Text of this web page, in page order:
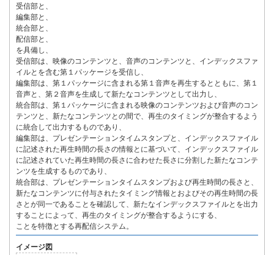
受信部と、
編集部と、
統合部と、
配信部と、
を具備し、
受信部は、映像のコンテンツと、音声のコンテンツと、インデックスファ
イルとを含む第１パッケージを受信し、
編集部は、第１パッケージに含まれる第１音声を再生するとともに、第１
音声と、第２音声を生成して新たなコンテンツとして出力し、
統合部は、第１パッケージに含まれる映像のコンテンツおよび音声のコン
テンツと、新たなコンテンツとの間で、再生のタイミングが整合するよう
に統合して出力するものであり、
編集部は、プレゼンテーションタイムスタンプと、インデックスファイル
に記述された再生時間の長さの情報とに基づいて、インデックスファイル
に記述されていた再生時間の長さに合わせた長さに分割した新たなコンテ
ンツを生成するものであり、
統合部は、プレゼンテーションタイムスタンプおよび再生時間の長さと、
新たなコンテンツに付与されたタイミング情報とおよびその再生時間の長
さとが同一であることを確認して、新たなインデックスファイルとを出力
することによって、再生のタイミングが整合するようにする、
ことを特徴とする再配信システム。
イメージ図